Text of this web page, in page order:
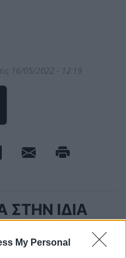
My Personal
16/05/2022 - 12:19
ΣΤΗΝ ΙΔΙΑ